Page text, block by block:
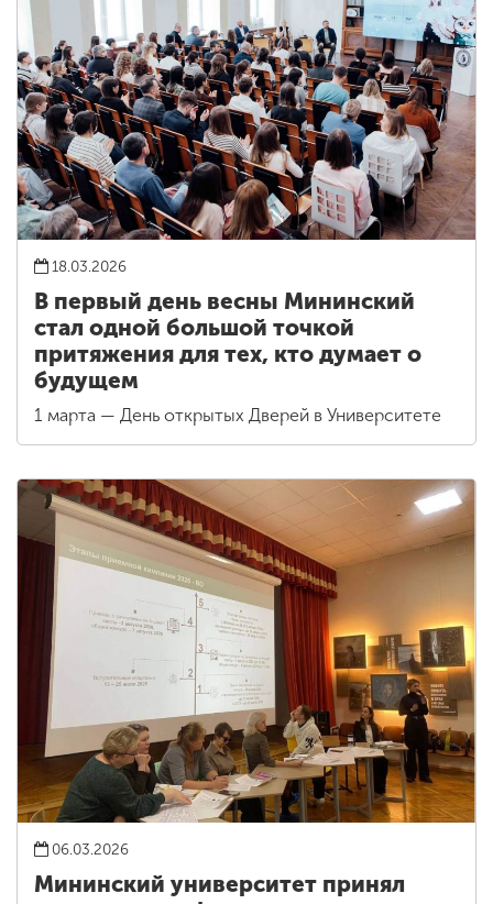
18.03.2026
В первый день весны Мининский
стал одной большой точкой
притяжения для тех, кто думает о
будущем
1 марта — День открытых Дверей в Университете
06.03.2026
Мининский университет принял